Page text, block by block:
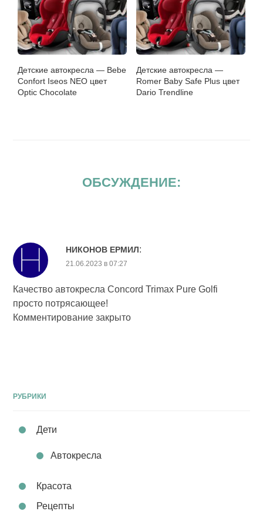
Детские автокресла — Bebe
Confort Iseos NEO цвет
Optic Chocolate
Детские автокресла —
Romer Baby Safe Plus цвет
Dario Trendline
ОБСУЖДЕНИЕ:
НИКОНОВ ЕРМИЛ:
21.06.2023 в 07:27
Качество автокресла Concord Trimax Pure Golfi
просто потрясающее!
Комментирование закрыто
РУБРИКИ
Дети
Автокресла
Красота
Рецепты